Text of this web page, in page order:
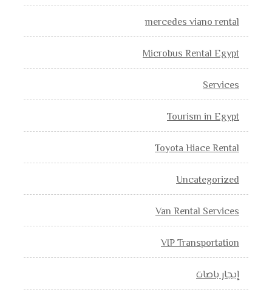
mercedes viano rental
Microbus Rental Egypt
Services
Tourism in Egypt
Toyota Hiace Rental
Uncategorized
Van Rental Services
VIP Transportation
إيجار باصات